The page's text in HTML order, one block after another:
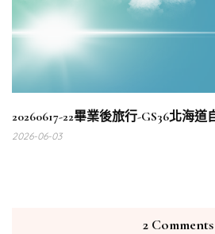
20260617-22畢業後旅行-GS36北海
2026-06-03
2 Comments